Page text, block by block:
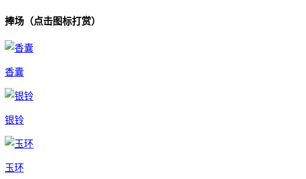
捧场（点击图标打赏）
香囊
银铃
玉环